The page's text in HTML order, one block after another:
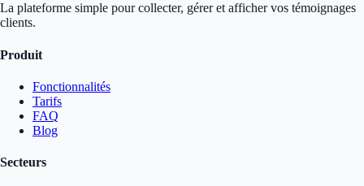
La plateforme simple pour collecter, gérer et afficher vos témoignages
clients.
Produit
Fonctionnalités
Tarifs
FAQ
Blog
Secteurs